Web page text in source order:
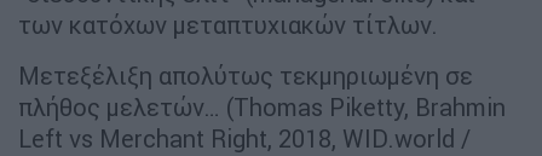
των κατόχων μεταπτυχιακών τίτλων.
Μετεξέλιξη απολύτως τεκμηριωμένη σε
πλήθος μελετών… (Thomas Piketty, Brahmin
Left vs Merchant Right, 2018, WID.world /